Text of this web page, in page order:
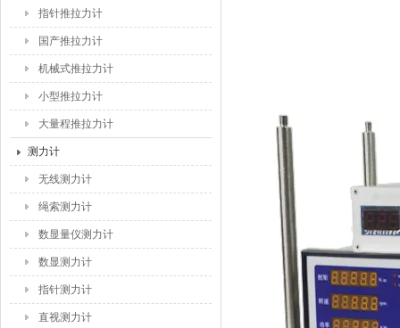
指针推拉力计
国产推拉力计
机械式推拉力计
小型推拉力计
大量程推拉力计
测力计
无线测力计
绳索测力计
数显量仪测力计
数显测力计
指针测力计
直视测力计